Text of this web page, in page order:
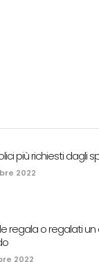
più richiesti dagli
2022
regala o regalati un
2022